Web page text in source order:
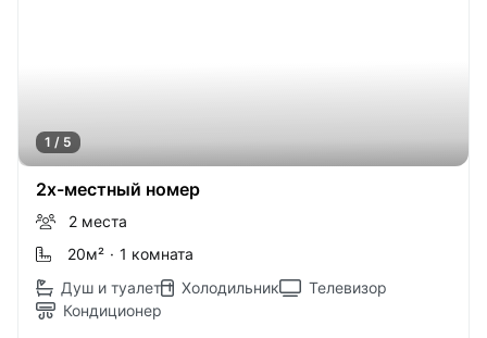
1 / 5
2х-местный номер
2 места
20м² · 1 комната
Душ и туалет
Холодильник
Телевизор
Кондиционер